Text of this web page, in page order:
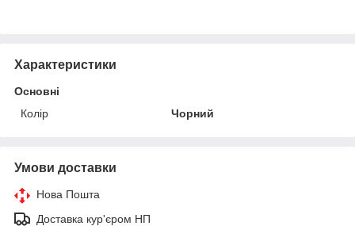
Характеристики
Основні
Колір
Чорний
Умови доставки
Нова Пошта
Доставка кур'єром НП